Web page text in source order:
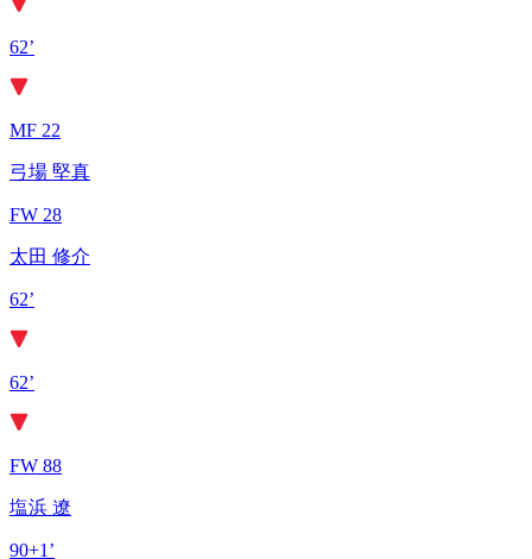
62’
MF 22
弓場 堅真
FW 28
太田 修介
62’
62’
FW 88
塩浜 遼
90+1’